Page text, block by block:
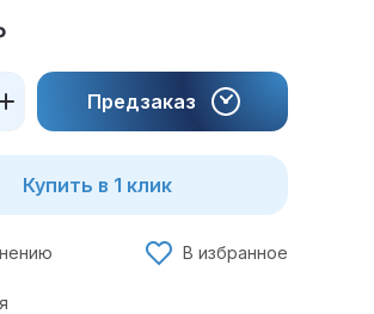
Предзаказ
Купить в 1 клик
В избранное